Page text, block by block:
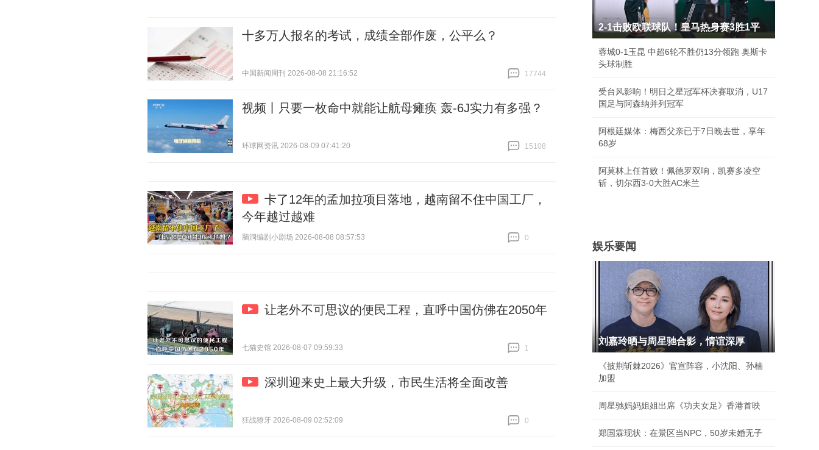
十多万人报名的考试，成绩全部作废，公平么？
中国新闻周刊 2026-08-08 21:16:52
17744
视频丨只要一枚命中就能让航母瘫痪 轰-6J实力有多强？
环球网资讯 2026-08-09 07:41:20
15108
卡了12年的孟加拉项目落地，越南留不住中国工厂，
今年越过越难
脑洞编剧小剧场 2026-08-08 08:57:53
0
让老外不可思议的便民工程，直呼中国仿佛在2050年
七猫史馆 2026-08-07 09:59:33
1
深圳迎来史上最大升级，市民生活将全面改善
狂战獠牙 2026-08-09 02:52:09
0
2-1击败欧联球队！皇马热身赛3胜1平
蓉城0-1玉昆 中超6轮不胜仍13分领跑 奥斯卡
头球制胜
受台风影响！明日之星冠军杯决赛取消，U17
国足与阿森纳并列冠军
阿根廷媒体：梅西父亲已于7日晚去世，享年
68岁
阿莫林上任首败！佩德罗双响，凯赛多凌空
斩，切尔西3-0大胜AC米兰
娱乐要闻
刘嘉玲晒与周星驰合影，情谊深厚
《披荆斩棘2026》官宣阵容，小沈阳、孙楠
加盟
周星驰妈妈姐姐出席《功夫女足》香港首映
郑国霖现状：在景区当NPC，50岁未婚无子